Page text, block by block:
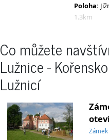
Poloha:
1.3km
Co můžete
Lužnice -
Lužnicí
Zámek